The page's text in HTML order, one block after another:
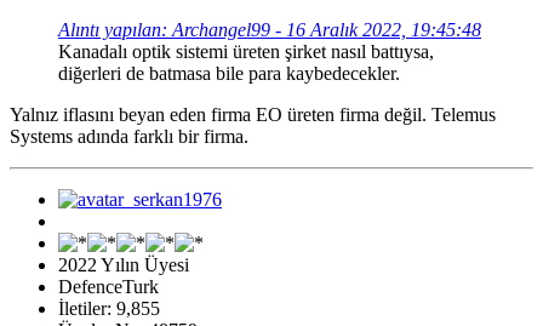
Alıntı yapılan: Archangel99 - 16 Aralık 2022, 19:45:48
Kanadalı optik sistemi üreten şirket nasıl battıysa,
diğerleri de batmasa bile para kaybedecekler.
Yalnız iflasını beyan eden firma EO üreten firma değil. Telemus
Systems adında farklı bir firma.
2022 Yılın Üyesi
DefenceTurk
İletiler: 9,855